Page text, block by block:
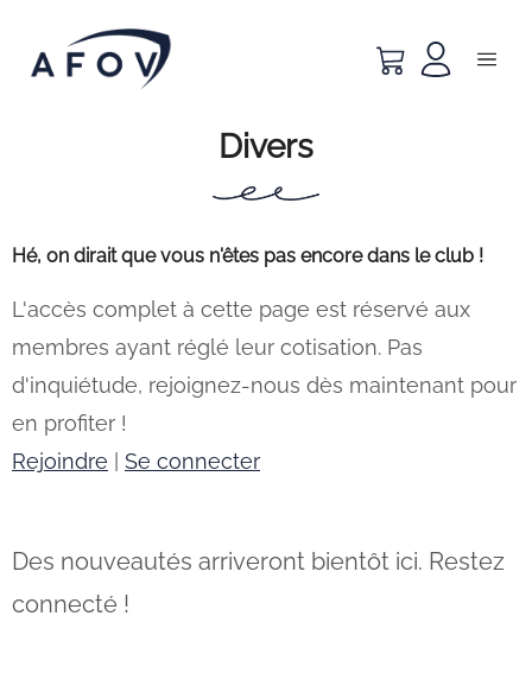
Divers
Hé, on dirait que vous n'êtes pas encore dans le club !
L'accès complet à cette page est réservé aux
membres ayant réglé leur cotisation. Pas
d'inquiétude, rejoignez-nous dès maintenant pour
en profiter !
Rejoindre
Se connecter
Des nouveautés arriveront bientôt ici. Restez
connecté !